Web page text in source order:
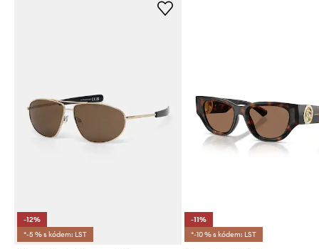
-12%
*-5 % s kódem: LST
-11%
*-10 % s kódem: LST